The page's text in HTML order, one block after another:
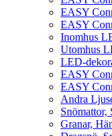
EASY
EASY
Inomhus
Utomhus
LED-
EASY
EASY
Andra
Snömattor,
Granar,